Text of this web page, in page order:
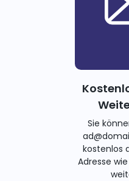
Sie
kostenlos
Adresse